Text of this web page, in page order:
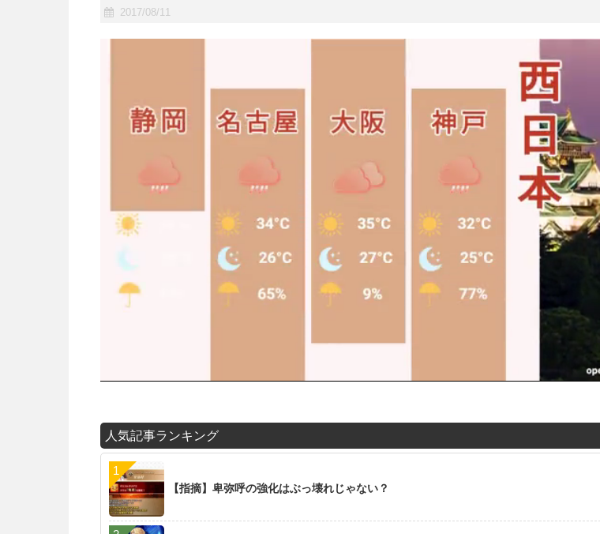
2017/08/11
人気記事ランキング
【指摘】卑弥呼の強化はぶっ壊れじゃない？